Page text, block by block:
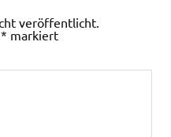
veröffentlicht.
* markiert